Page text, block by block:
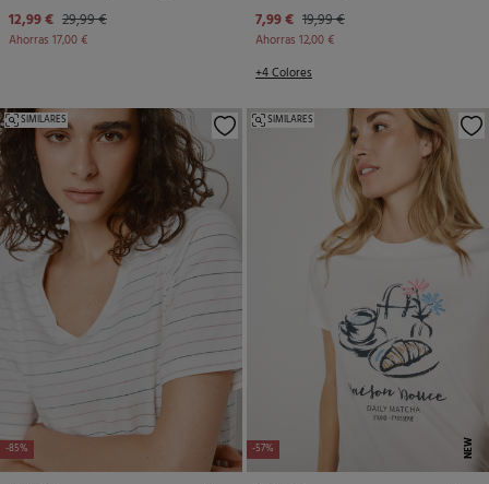
12,99 € 29,99 €
Ahorras 17,00 €
7,99 € 19,99 €
Ahorras 12,00 €
+4 Colores
-85%
SIMILARES
-57% NEW
SIMILARES